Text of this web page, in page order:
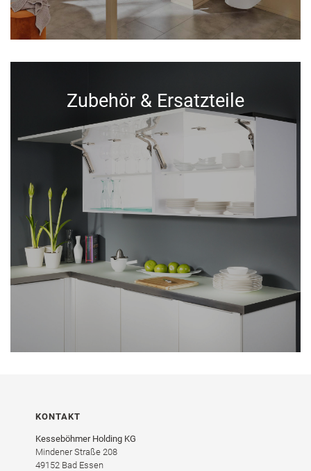
Zubehör & Ersatzteile
KONTAKT
Kesseböhmer Holding KG
Mindener Straße 208
49152 Bad Essen